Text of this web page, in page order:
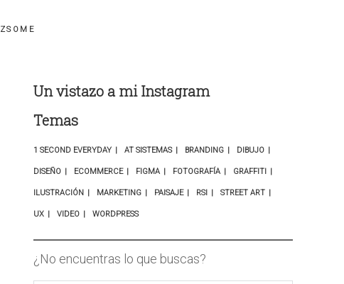
Un vistazo a mi Instagram
Temas
1 SECOND EVERYDAY AT SISTEMAS BRANDING DIBUJO
DISEÑO ECOMMERCE FIGMA FOTOGRAFÍA GRAFFITI
ILUSTRACIÓN MARKETING PAISAJE RSI STREET ART
UX VIDEO WORDPRESS
¿No encuentras lo que buscas?